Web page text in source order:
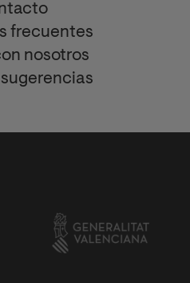
frecuentes
nosotros